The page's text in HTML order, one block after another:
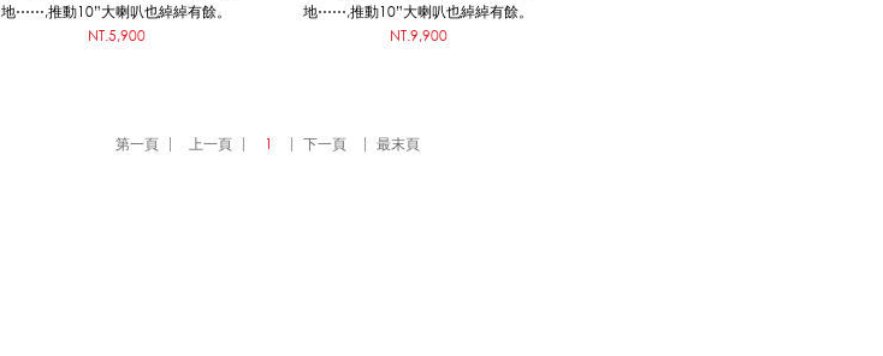
地⋯⋯,推動10”大喇叭也綽綽有餘。
NT.5,900
地⋯⋯,推動10”大喇叭也綽綽有餘。
NT.9,900
第一頁 上一頁 1 下一頁 最末頁